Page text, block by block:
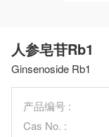
人参皂苷Rb1
Ginsenoside Rb1
产品编号 :
Cas No. :